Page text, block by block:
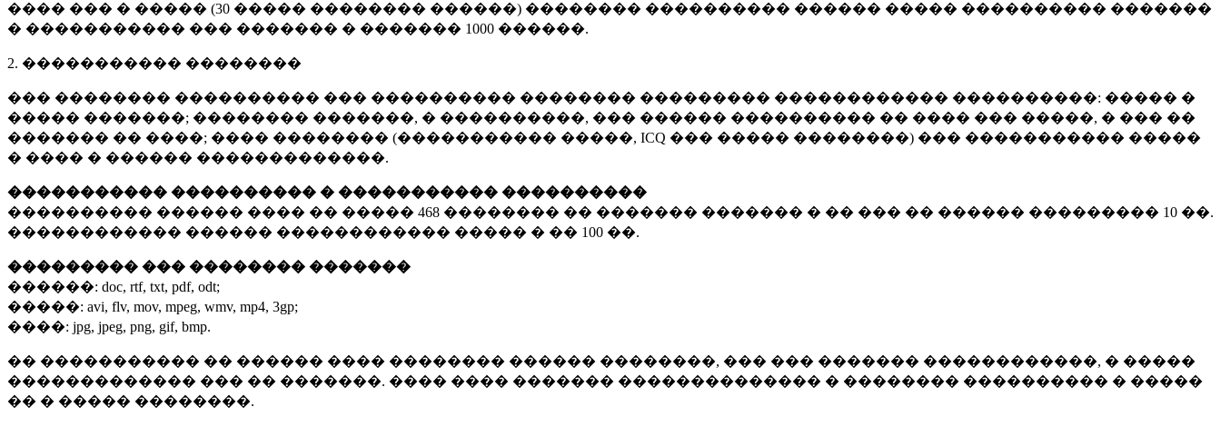
���� ��� � ����� (30 ����� �������� ������) �������� ���������� ������ ����� ���������� �������
� ����������� ��� ������� � ������� 1000 ������.
2. ����������� ��������
��� �������� ���������� ��� ���������� �������� ��������� ������������ ����������: ����� �
����� �������; �������� �������, � ����������, ��� ������ ���������� �� ���� ��� �����, � ��� ��
������� �� ����; ���� �������� (����������� �����, ICQ ��� ����� ��������) ��� ����������� �����
� ���� � ������ �������������.
����������� ���������� � ����������� ����������
���������� ������ ���� �� ����� 468 �������� �� ������� ������� � �� ��� �� ������ ��������� 10 ��.
������������ ������ ������������ ����� � �� 100 ��.
��������� ��� �������� �������
������: doc, rtf, txt, pdf, odt;
�����: avi, flv, mov, mpeg, wmv, mp4, 3gp;
����: jpg, jpeg, png, gif, bmp.
�� ����������� �� ������ ���� �������� ������ ��������, ��� ��� ������� ������������, � �����
������������� ��� �� �������. ���� ���� ������� �������������� � �������� ���������� � �����
�� � ����� ��������.